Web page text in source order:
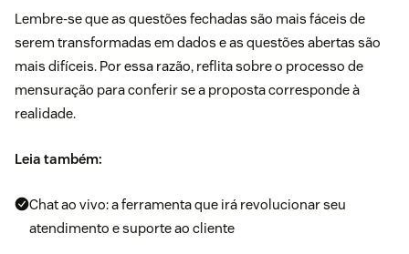
Lembre-se que as questões fechadas são mais fáceis de
serem transformadas em dados e as questões abertas são
mais difíceis. Por essa razão, reflita sobre o processo de
mensuração para conferir se a proposta corresponde à
realidade.
Leia também:
Chat ao vivo: a ferramenta que irá revolucionar seu
atendimento e suporte ao cliente